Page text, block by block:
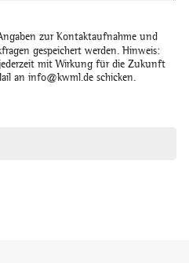
zur Kontaktaufnahme und
gespeichert werden. Hinweis:
mit Wirkung für die Zukunft
an info@kwml.de schicken.